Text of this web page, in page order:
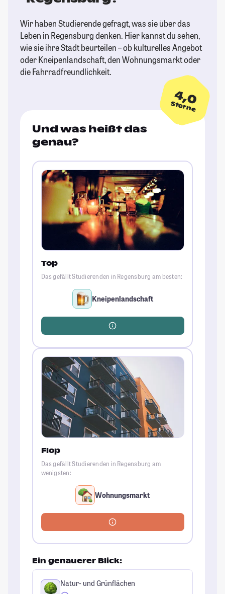
Wir haben Studierende gefragt, was sie über das
Leben in Regensburg denken. Hier kannst du sehen,
wie sie ihre Stadt beurteilen – ob kulturelles Angebot
oder Kneipenlandschaft, den Wohnungsmarkt oder
die Fahrradfreundlichkeit.
4,0
Sterne
Und was heißt das
genau?
Top
Das gefällt Studierenden in Regensburg am besten:
Kneipenlandschaft
Flop
Das gefällt Studierenden in Regensburg am
wenigsten:
Wohnungsmarkt
Ein genauerer Blick:
Natur- und Grünflächen